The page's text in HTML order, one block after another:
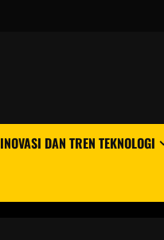
INOVASI DAN TREN TEKNOLOGI